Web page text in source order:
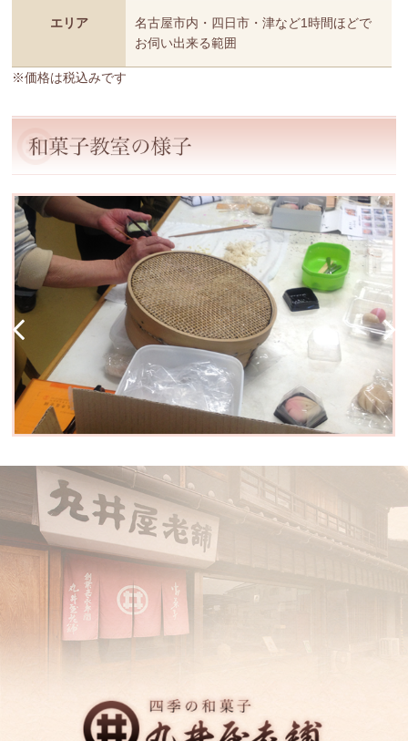
エリア
名古屋市内・四日市・津など1時間ほどで
お伺い出来る範囲
※価格は税込みです